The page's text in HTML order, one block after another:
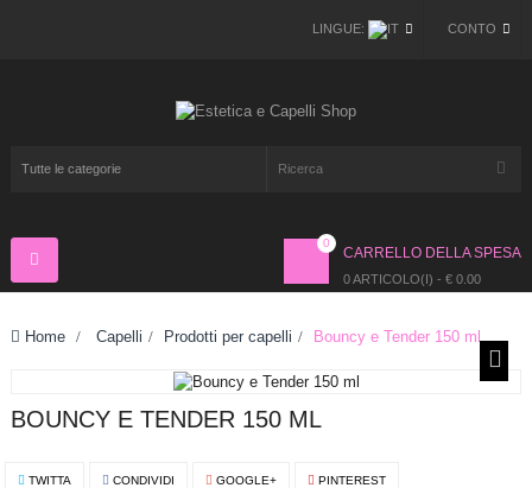
CONTO
LINGUE:
CARRELLO DELLA SPESA
0 ARTICOLO(I) - € 0.00
0
Navigazione
Toggle
Home > Capelli > Prodotti per capelli > Bouncy e Tender 150 ml
BOUNCY E TENDER 150 ML
TWITTA CONDIVIDI GOOGLE+ PINTEREST